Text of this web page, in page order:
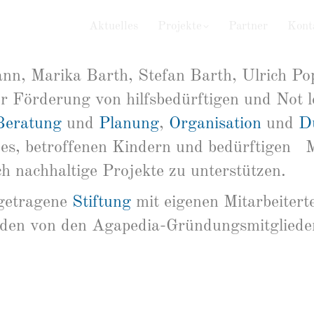
Marika Barth, Stefan Barth, Ulrich
Förderung von hilfsbedürftigen und Not
und Planung, Organisation und
betroffenen Kindern und bedürftigen
nachhaltige Projekte zu unterstützen.
Stiftung mit eigenen
von den Agapedia-